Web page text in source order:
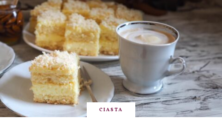
CIASTA